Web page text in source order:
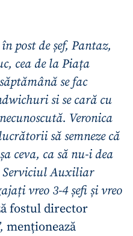
post de șef, Pantaz,
cea de la Piața
se fac
si se cară cu
Veronica
să semneze că
ceva, ca să nu-i dea
Auxiliar
vreo 3-4 șefi și vreo
fostul director
menționează